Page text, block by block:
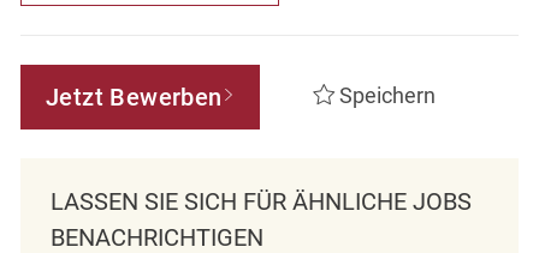
Jetzt Bewerben Speichern
LASSEN SIE SICH FÜR ÄHNLICHE JOBS
BENACHRICHTIGEN